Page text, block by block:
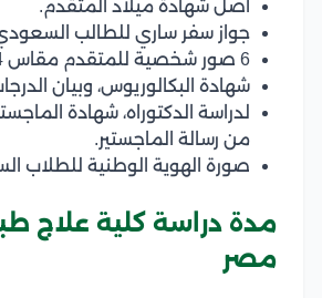
أصل شهادة ميلاد المتقدم.
جواز سفر ساري للطالب
6 صور شخصية للمتقدم مقاس 4*6.
شهادة البكالوريوس، وبيان
من رسالة الماجستير.
صورة الهوية الوطنية للطلاب
مدة دراسة كلية علاج
مصر